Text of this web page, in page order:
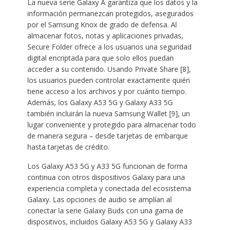
La nueva serie Galaxy A garantiza que los datos y la
información permanezcan protegidos, asegurados
por el Samsung Knox de grado de defensa. Al
almacenar fotos, notas y aplicaciones privadas,
Secure Folder ofrece a los usuarios una seguridad
digital encriptada para que solo ellos puedan
acceder a su contenido. Usando Private Share [8],
los usuarios pueden controlar exactamente quién
tiene acceso a los archivos y por cuánto tiempo.
Además, los Galaxy A53 5G y Galaxy A33 5G
también incluirán la nueva Samsung Wallet [9], un
lugar conveniente y protegido para almacenar todo
de manera segura – desde tarjetas de embarque
hasta tarjetas de crédito.
Los Galaxy A53 5G y A33 5G funcionan de forma
continua con otros dispositivos Galaxy para una
experiencia completa y conectada del ecosistema
Galaxy. Las opciones de audio se amplían al
conectar la serie Galaxy Buds con una gama de
dispositivos, incluidos Galaxy A53 5G y Galaxy A33